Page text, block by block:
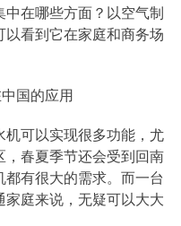
在哪些方面？以空气制
以看到它在家庭和商务场
机可以实现很多功能，尤
，春夏季节还会受到回南
有很大的需求。而一台
庭来说，无疑可以大大